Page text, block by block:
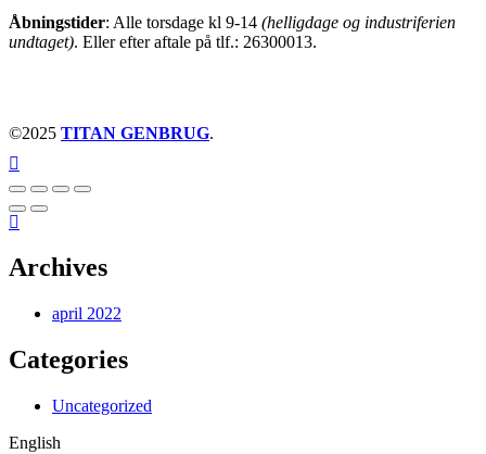
Åbningstider: Alle torsdage kl 9-14 (helligdage og industriferien
undtaget). Eller efter aftale på tlf.: 26300013.
©2025 TITAN GENBRUG.
Archives
april 2022
Categories
Uncategorized
English